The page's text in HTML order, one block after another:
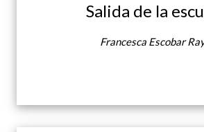
Salida de la
Francesca Escobar